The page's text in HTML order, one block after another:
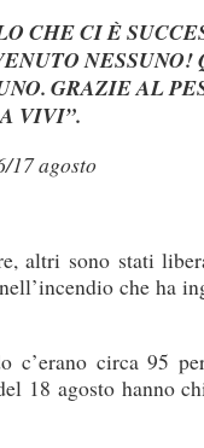
CHE CI È
NESSUNO!
GRAZIE AL
VIVI”.
17 agosto
altri sono stati
che ha
c’erano circa 95
18 agosto hanno